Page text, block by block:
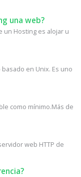
una web?
un Hosting es alojar u
en Unix. Es uno
como mínimo.Más de
web HTTP de